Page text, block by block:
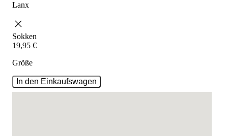
Lanx
Sokken
19,95 €
Größe
In den Einkaufswagen